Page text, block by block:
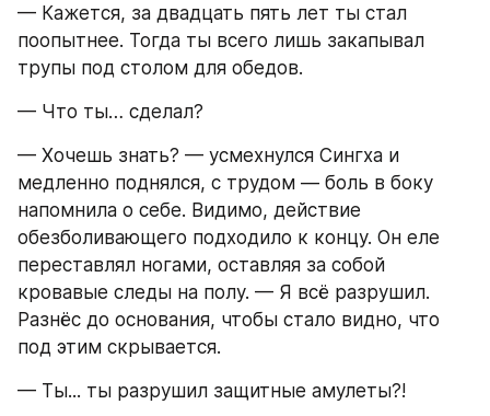
— Кажется, за двадцать пять лет ты стал
поопытнее. Тогда ты всего лишь закапывал
трупы под столом для обедов.
— Что ты… сделал?
— Хочешь знать? — усмехнулся Сингха и
медленно поднялся, с трудом — боль в боку
напомнила о себе. Видимо, действие
обезболивающего подходило к концу. Он еле
переставлял ногами, оставляя за собой
кровавые следы на полу. — Я всё разрушил.
Разнёс до основания, чтобы стало видно, что
под этим скрывается.
— Ты... ты разрушил защитные амулеты?!